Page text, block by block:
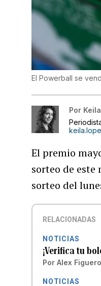
El Powerball se
Por
El premio
sorteo de
sorteo del
RELACIONADAS
NOTICIAS
¡Verifica tu
Por Alex
NOTICIAS